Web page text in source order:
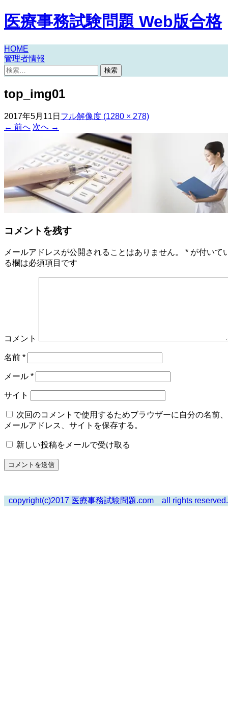
医療事務試験問題 Web版合格
コ
ン
テ
ツ
ス
HOME
管理者情報
検
索:
top_img01
2017年5月11日 フル解像度 (1280 × 278)
← 前へ 次へ →
コメントを残す
メールアドレスが公開されることはありません。 * が付いて
る欄は必須項目です
コメント
名前 *
メール *
サイト
次回のコメントで使用するためブラウザーに自分の名前、
メールアドレス、サイトを保存する。
新しい投稿をメールで受け取る
copyright(c)2017 医療事務試験問題.com all rights reserved.